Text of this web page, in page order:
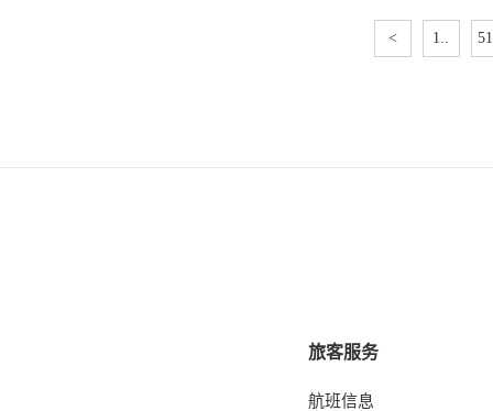
< 1..
旅客服务
航班信息